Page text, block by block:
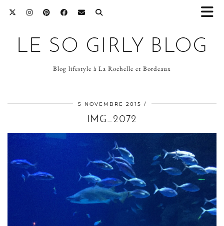
LE SO GIRLY BLOG
Blog lifestyle à La Rochelle et Bordeaux
5 NOVEMBRE 2015
IMG_2072